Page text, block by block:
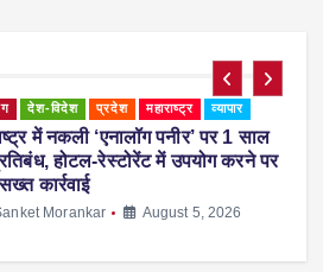
देश-विदेश प्रदेश महाराष्ट्र व्यापार
में नकली ‘एनालॉग पनीर’ पर 1 साल
होटल-रेस्टोरेंट में उपयोग करने पर
कार्रवाई
Morankar August 5, 2026